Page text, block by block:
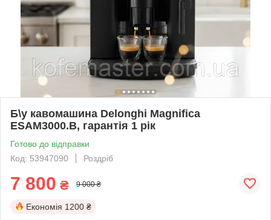
Б\у кавомашина Delonghi Magnifica
ESAM3000.B, гарантія 1 рік
Готово до відправки
Код: 53947090
Роздріб
7 800 ₴ 9 000 ₴
Економія 1200 ₴